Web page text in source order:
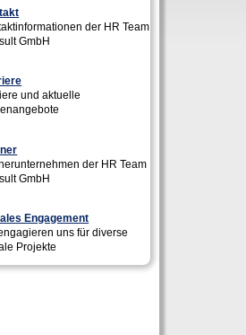
der HR Team
GmbH
und aktuelle
der HR Team
GmbH
Engagement
uns für diverse
Projekte